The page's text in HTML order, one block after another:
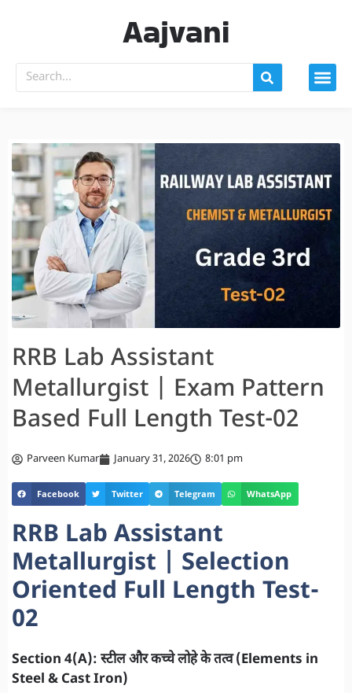
Aajvani
RRB Lab Assistant
Metallurgist | Exam Pattern
Based Full Length Test-02
Parveen Kumar January 31, 2026 8:01 pm
Facebook Twitter Telegram WhatsApp
RRB Lab Assistant
Metallurgist | Selection
Oriented Full Length Test-
02
Section 4(A): स्टील और कच्चे लोहे के तत्व (Elements in
Steel & Cast Iron)